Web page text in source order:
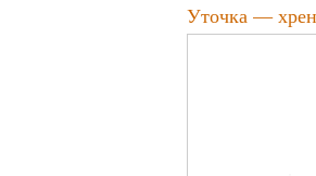
Уточка —